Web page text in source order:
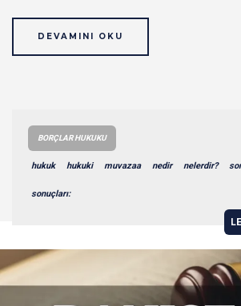
DEVAMINI OKU
BORÇLAR HUKUKU
hukuk hukuki muvazaa nedir nelerdir?
sonuçları: